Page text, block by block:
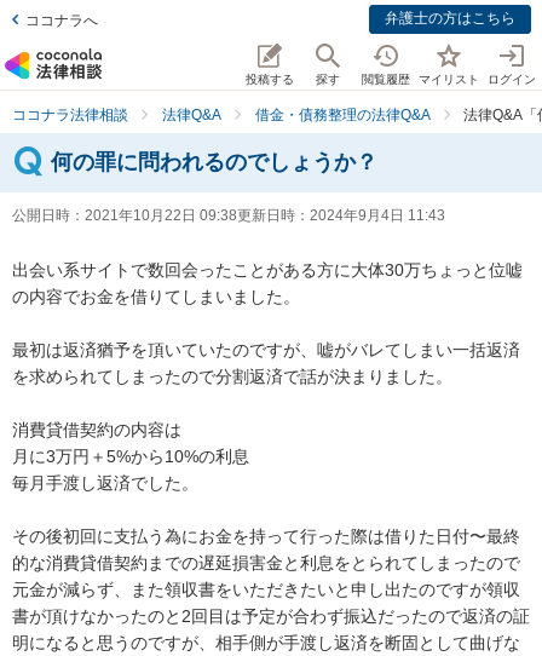
ココナラへ 弁護士の方はこちら
投稿する 探す 閲覧履歴 マイリスト ログイン
ココナラ法律相談 法律Q&A 借金・債務整理の法律Q&A 法律Q&A「
何の罪に問われるのでしょうか？
公開日時： 2021年10月22日 09:38更新日時： 2024年9月4日 11:43
出会い系サイトで数回会ったことがある方に大体30万ちょっと位嘘
の内容でお金を借りてしまいました。
最初は返済猶予を頂いていたのですが、嘘がバレてしまい一括返済
を求められてしまったので分割返済で話が決まりました。
消費貸借契約の内容は
月に3万円＋5%から10%の利息
毎月手渡し返済でした。
その後初回に支払う為にお金を持って行った際は借りた日付〜最終
的な消費貸借契約までの遅延損害金と利息をとられてしまったので
元金が減らず、また領収書をいただきたいと申し出たのですが領収
書が頂けなかったのと2回目は予定が合わず振込だったので返済の証
明になると思うのですが、相手側が手渡し返済を断固として曲げな